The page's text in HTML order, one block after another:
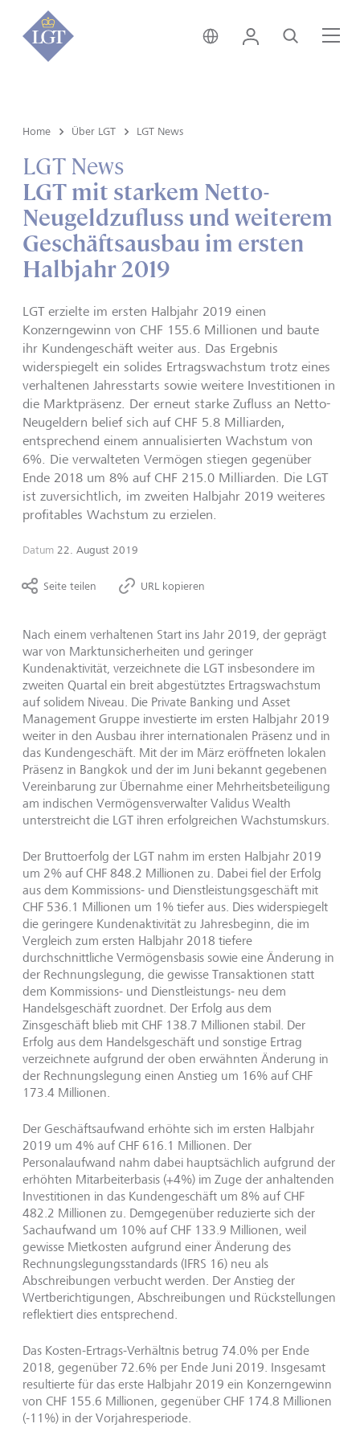
Global • Deutsch
Login Suche
Home Über LGT LGT News
LGT News
LGT mit starkem Netto-
Neugeldzufluss und weiterem
Geschäftsausbau im ersten
Halbjahr 2019
LGT erzielte im ersten Halbjahr 2019 einen
Konzerngewinn von CHF 155.6 Millionen und baute
ihr Kundengeschäft weiter aus. Das Ergebnis
widerspiegelt ein solides Ertragswachstum trotz eines
verhaltenen Jahresstarts sowie weitere Investitionen in
die Marktpräsenz. Der erneut starke Zufluss an Netto-
Neugeldern belief sich auf CHF 5.8 Milliarden,
entsprechend einem annualisierten Wachstum von
6%. Die verwalteten Vermögen stiegen gegenüber
Ende 2018 um 8% auf CHF 215.0 Milliarden. Die LGT
ist zuversichtlich, im zweiten Halbjahr 2019 weiteres
profitables Wachstum zu erzielen.
Datum 22. August 2019
Seite teilen URL kopieren
Nach einem verhaltenen Start ins Jahr 2019, der geprägt
war von Marktunsicherheiten und geringer
Kundenaktivität, verzeichnete die LGT insbesondere im
zweiten Quartal ein breit abgestütztes Ertragswachstum
auf solidem Niveau. Die Private Banking und Asset
Management Gruppe investierte im ersten Halbjahr 2019
weiter in den Ausbau ihrer internationalen Präsenz und in
das Kundengeschäft. Mit der im März eröffneten lokalen
Präsenz in Bangkok und der im Juni bekannt gegebenen
Vereinbarung zur Übernahme einer Mehrheitsbeteiligung
am indischen Vermögensverwalter Validus Wealth
unterstreicht die LGT ihren erfolgreichen Wachstumskurs.
Der Bruttoerfolg der LGT nahm im ersten Halbjahr 2019
um 2% auf CHF 848.2 Millionen zu. Dabei fiel der Erfolg
aus dem Kommissions- und Dienstleistungsgeschäft mit
CHF 536.1 Millionen um 1% tiefer aus. Dies widerspiegelt
die geringere Kundenaktivität zu Jahresbeginn, die im
Vergleich zum ersten Halbjahr 2018 tiefere
durchschnittliche Vermögensbasis sowie eine Änderung in
der Rechnungslegung, die gewisse Transaktionen statt
dem Kommissions- und Dienstleistungs- neu dem
Handelsgeschäft zuordnet. Der Erfolg aus dem
Zinsgeschäft blieb mit CHF 138.7 Millionen stabil. Der
Erfolg aus dem Handelsgeschäft und sonstige Ertrag
verzeichnete aufgrund der oben erwähnten Änderung in
der Rechnungslegung einen Anstieg um 16% auf CHF
173.4 Millionen.
Der Geschäftsaufwand erhöhte sich im ersten Halbjahr
2019 um 4% auf CHF 616.1 Millionen. Der
Personalaufwand nahm dabei hauptsächlich aufgrund der
erhöhten Mitarbeiterbasis (+4%) im Zuge der anhaltenden
Investitionen in das Kundengeschäft um 8% auf CHF
482.2 Millionen zu. Demgegenüber reduzierte sich der
Sachaufwand um 10% auf CHF 133.9 Millionen, weil
gewisse Mietkosten aufgrund einer Änderung des
Rechnungslegungsstandards (IFRS 16) neu als
Abschreibungen verbucht werden. Der Anstieg der
Wertberichtigungen, Abschreibungen und Rückstellungen
reflektiert dies entsprechend.
Das Kosten-Ertrags-Verhältnis betrug 74.0% per Ende
2018, gegenüber 72.6% per Ende Juni 2019. Insgesamt
resultierte für das erste Halbjahr 2019 ein Konzerngewinn
von CHF 155.6 Millionen, gegenüber CHF 174.8 Millionen
(-11%) in der Vorjahresperiode.